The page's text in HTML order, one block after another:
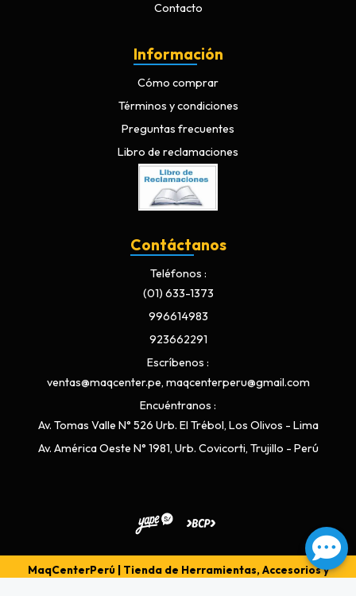
Contacto
Información
Cómo comprar
Términos y condiciones
Preguntas frecuentes
Libro de reclamaciones
Contáctanos
Teléfonos
(01) 633-1373
996614983
923662291
Escríbenos
ventas@maqcenter.pe, maqcenterperu@gmail.com
Encuéntranos
Av. Tomas Valle N° 526 Urb. El Trébol, Los Olivos - Lima
Av. América Oeste N° 1981, Urb. Covicorti, Trujillo - Perú
MaqCenterPerú | Tienda de Herramientas, Accesorios y